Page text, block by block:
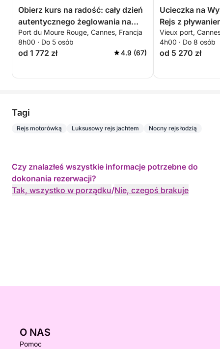
Obierz kurs na radość: cały dzień
autentycznego żeglowania na
żaglówce w Cannes
Port du Moure Rouge, Cannes, Francja
8h00 · Do 5 osób
od 1 772 zł 4.9 (67)
Ucieczka na
Rejs z
Cannes
Vieux port,
4h00 · Do 8 osób
od 5 270 zł
Tagi
Rejs motorówką Luksusowy rejs jachtem Nocny rejs łodzią
Czy znalazłeś wszystkie informacje potrzebne do
dokonania rezerwacji?
Tak, wszystko w porządku/Nie, czegoś brakuje
O NAS
Pomoc